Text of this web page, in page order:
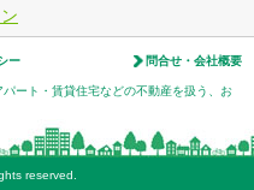
ー 問合せ・会社概要
ート・賃貸住宅などの不動産を扱う、お
reserved.